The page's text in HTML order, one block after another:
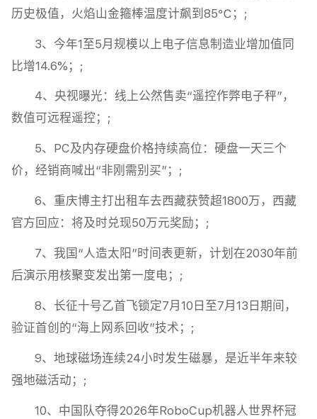
历史极值，火焰山金箍棒温度计飙到85℃；;
3、今年1至5月规模以上电子信息制造业增加值同
比增14.6%；;
4、央视曝光：线上公然售卖“遥控作弊电子秤”，
数值可远程遥控；;
5、PC及内存硬盘价格持续高位：硬盘一天三个
价，经销商喊出“非刚需别买”；;
6、重庆博主打出租车去西藏获赞超1800万，西藏
官方回应：将及时兑现50万元奖励；;
7、我国“人造太阳”时间表更新，计划在2030年前
后演示用核聚变发出第一度电；;
8、长征十号乙首飞锁定7月10日至7月13日期间，
验证首创的“海上网系回收”技术；;
9、地球磁场连续24小时发生磁暴，是近半年来较
强地磁活动；;
10、中国队夺得2026年RoboCup机器人世界杯冠